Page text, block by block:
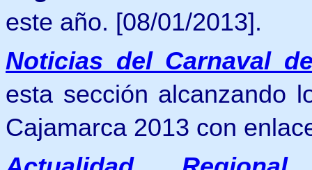
este año. [08/01/2013].
Noticias del Carnaval
esta sección alcanzando
Cajamarca 2013 con